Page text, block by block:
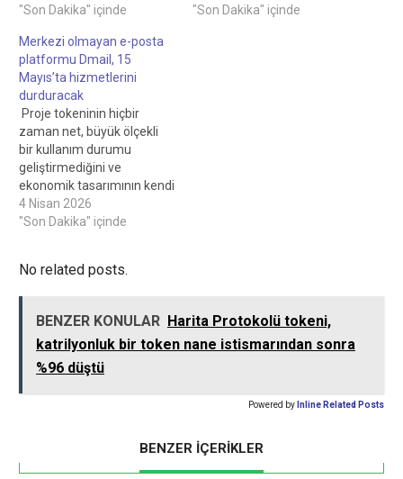
söyledi. Kaynak: Dmail
başarısız bağış toplamaya
ve zayıf token kullanımına
işaret ediyorDmail, merkezi
olmayan bir iletişim
platformu çalıştırmanın
ekonomisinin giderek daha
fazla hale geldiğini söyledi
sürdürülmesi zor. Şirket,
kapatma notunda bant
genişliği,…
"Son Dakika" içinde
15'te hizmetleri
"Son Dakika" içinde
Merkezi olmayan e-posta
platformu Dmail, 15
Mayıs’ta hizmetlerini
durduracak
Proje tokeninin hiçbir
zaman net, büyük ölçekli
bir kullanım durumu
geliştirmediğini ve
ekonomik tasarımının kendi
kendini idame ettiren bir
döngü yaratmada başarısız
kapanışları listesine
katılıyor. Duyurunun
göre Dmail Network'ün
tokenı tüm zamanların en
düşük seviyesi olan
4 Nisan 2026
"Son Dakika" içinde
No related posts.
BENZER KONULAR Harita Protokolü tokeni,
katrilyonluk bir token nane istismarından sonra
%96 düştü
Powered by Inline Related Posts
BENZER İÇERİKLER